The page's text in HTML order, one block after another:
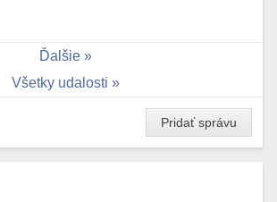
Ďalšie
Všetky udalosti
Pridať správu